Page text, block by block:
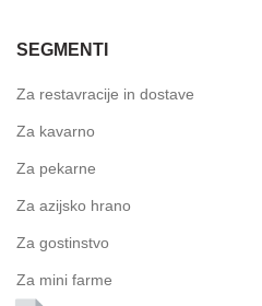
SEGMENTI
Za restavracije in dostave
Za kavarno
Za pekarne
Za azijsko hrano
Za gostinstvo
Za mini farme